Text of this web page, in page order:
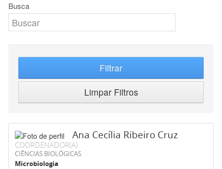
Busca
Filtrar
Limpar Filtros
Ana Cecília Ribeiro Cruz
COORDENADOR(A)
CIÊNCIAS BIOLÓGICAS
Microbiologia